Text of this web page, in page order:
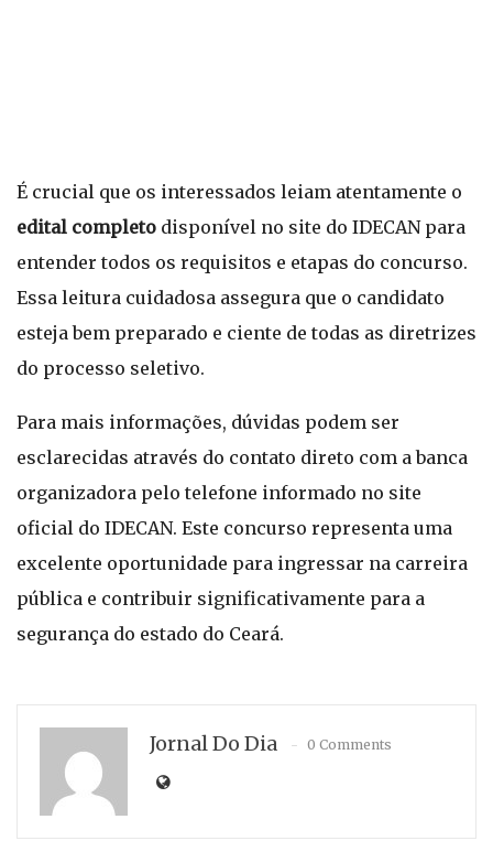
É crucial que os interessados leiam atentamente o
edital completo disponível no site do IDECAN para
entender todos os requisitos e etapas do concurso.
Essa leitura cuidadosa assegura que o candidato
esteja bem preparado e ciente de todas as diretrizes
do processo seletivo.
Para mais informações, dúvidas podem ser
esclarecidas através do contato direto com a banca
organizadora pelo telefone informado no site
oficial do IDECAN. Este concurso representa uma
excelente oportunidade para ingressar na carreira
pública e contribuir significativamente para a
segurança do estado do Ceará.
Jornal Do Dia 0 Comments